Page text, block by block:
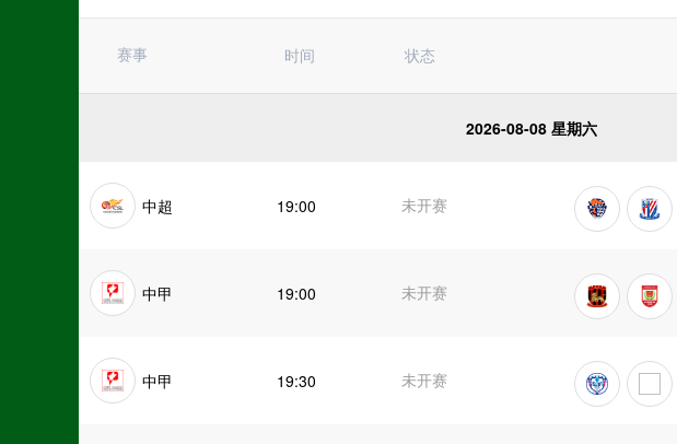
英超 西甲 中超
中甲
挪甲 芬超 挪
赛事 时间 状态
2026-08-08 星期六
中超 19:00 未开赛
中甲 19:00 未开赛
中甲 19:30 未开赛